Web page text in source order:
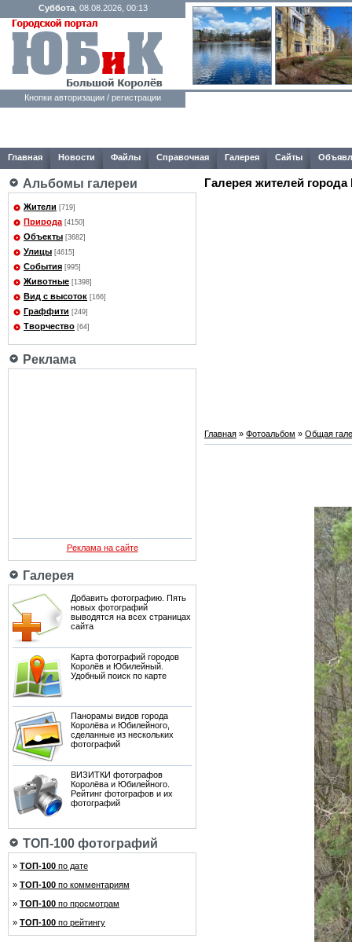
Суббота, 08.08.2026, 00:13
Кнопки авторизации / регистрации
Главная Новости Файлы Справочная Галерея Сайты
Альбомы галереи
Жители [719]
Природа [4150]
Объекты [3682]
Улицы [4615]
События [995]
Животные [1398]
Вид с высоток [166]
Граффити [249]
Творчество [64]
Реклама
Реклама на сайте
Галерея
Добавить фотографию. Пять
новых фотографий
выводятся на всех страницах
сайта
Карта фотографий городов
Королёв и Юбилейный.
Удобный поиск по карте
Панорамы видов города
Королёва и Юбилейного,
сделанные из нескольких
фотографий
ВИЗИТКИ фотографов
Королёва и Юбилейного.
Рейтинг фотографов и их
фотографий
ТОП-100 фотографий
» ТОП-100 по дате
» ТОП-100 по комментариям
» ТОП-100 по просмотрам
» ТОП-100 по рейтингу
Галерея жителей города
Главная » Фотоальбом » Общая